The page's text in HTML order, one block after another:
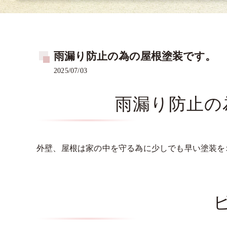
雨漏り防止の為の屋根塗装です。
2025/07/03
雨漏り防止
外壁、屋根は家の中を守る為に少しでも早い塗装